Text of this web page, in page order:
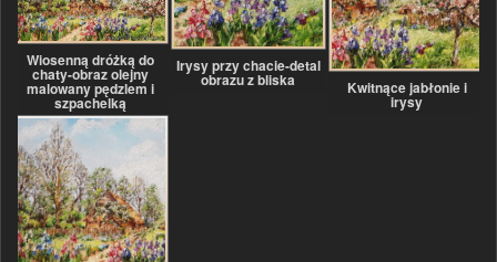
Wiosenną dróżką do
chaty-obraz olejny
malowany pędzlem i
szpachelką
Irysy przy chacie-detal
obrazu z bliska Kwitnące jabłonie i
irysy